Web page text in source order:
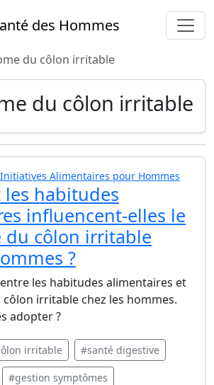
des Hommes
du côlon irritable
du côlon irritable
Initiatives Alimentaires pour Hommes
habitudes
influencent-elles le
du côlon irritable
?
les habitudes alimentaires et
irritable chez les hommes.
adopter ?
irritable #santé digestive
#gestion symptômes